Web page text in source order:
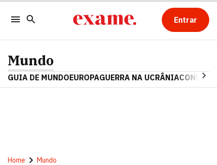
Entrar
Mundo
GUIA DE MUNDOEUROPAGUERRA NA UCRÂNIA
Home Mundo